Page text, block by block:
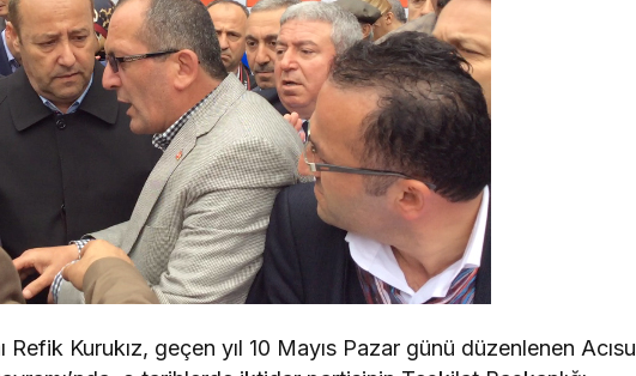
Refik Kurukız, geçen yıl 10 Mayıs Pazar günü düzenlenen Acısu